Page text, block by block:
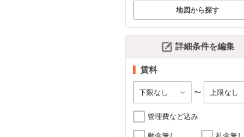
地図から探す
詳細条件を編集
賃料
〜
管理費など込み